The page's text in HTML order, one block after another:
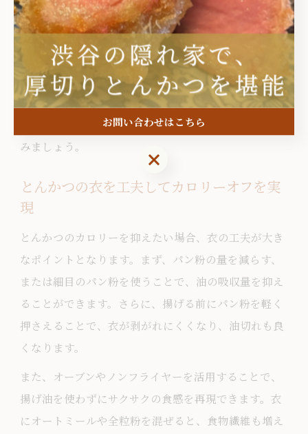
とで、栄養価を高めることができます。
実際に家庭で実践している方からは「副菜を増やすこ
とで満腹感があり、揚げ物の量が自然と減った」「ノ
ンフライヤーで調理したら油っぽさがなくなった」と
いった声が寄せられています。無理なく健康的な献立
を続けるために、こうした工夫を積極的に取り入れて
みましょう。
とんかつの衣を工夫してカロリーオフを実
現
とんかつのカロリーを抑えたい場合、衣の工夫が大き
なポイントとなります。まず、パン粉の量を減らす、
または細目のパン粉を使うことで、油の吸収量を抑え
ることができます。さらに、揚げる前にパン粉を軽く
押さえることで、衣が剥がれにくくなり、油切れも良
くなります。
また、オーブンやノンフライヤーを活用することで、
揚げ油を使わずにサクサクの食感を再現できます。衣
にオートミールや全粒粉を混ぜると、食物繊維も増え
お問い合わせはこちら
お問い合わせはこちら